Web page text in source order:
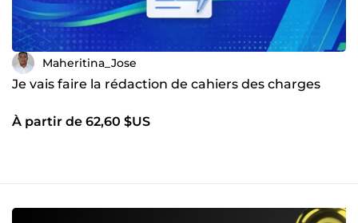
Maheritina_Jose
Je vais faire la rédaction de cahiers des charges
À partir de 62,60 $US